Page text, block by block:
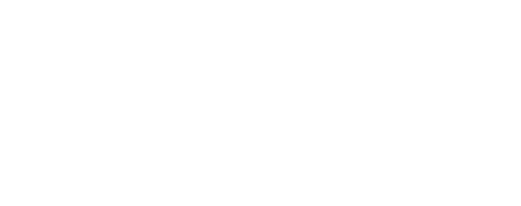
stolní tenis, horská kola.